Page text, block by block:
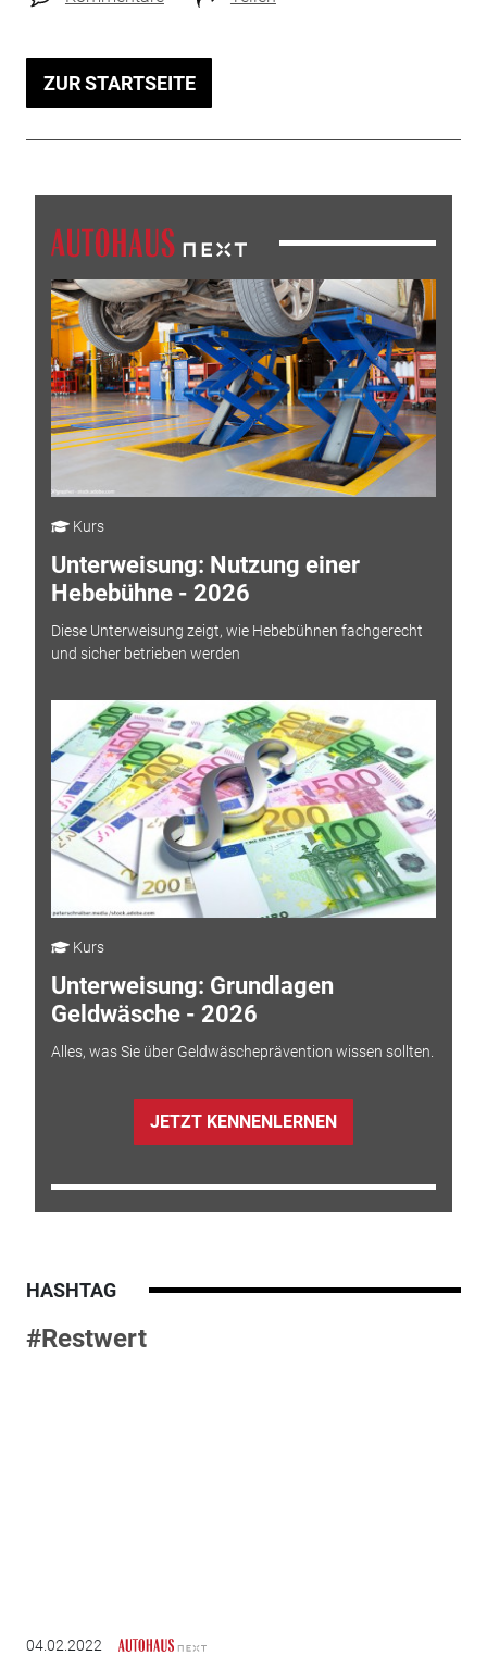
ZUR STARTSEITE
Kurs
Unterweisung: Nutzung einer
Hebebühne - 2026
Diese Unterweisung zeigt, wie Hebebühnen fachgerecht
und sicher betrieben werden
Kurs
Unterweisung: Grundlagen
Geldwäsche - 2026
Alles, was Sie über Geldwäscheprävention wissen sollten.
JETZT KENNENLERNEN
HASHTAG
#Restwert
04.02.2022